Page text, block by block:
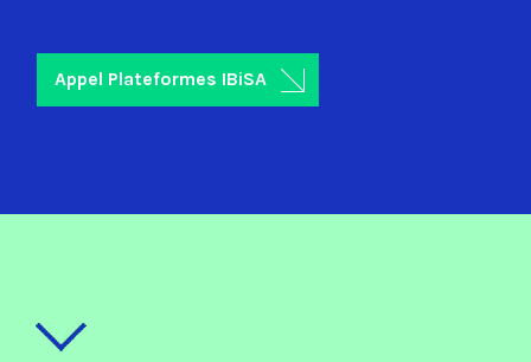
Appel Plateformes IBiSA